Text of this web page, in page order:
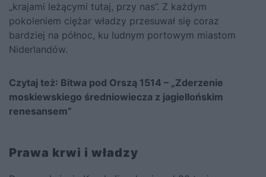
„krajami leżącymi tutaj, przy nas”. Z każdym
pokoleniem ciężar władzy przesuwał się coraz
bardziej na północ, ku ludnym portowym miastom
Niderlandów.
Czytaj też: Bitwa pod Orszą 1514 – „Zderzenie
moskiewskiego średniowiecza z jagiellońskim
renesansem”
Prawa krwi i władzy